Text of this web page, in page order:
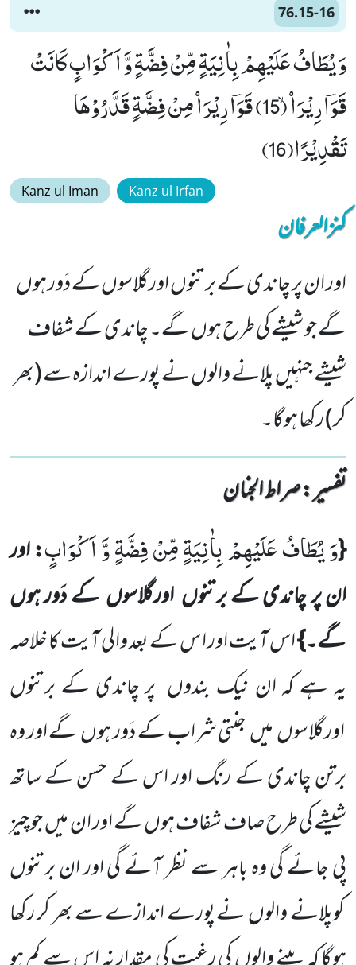
76.15-16
وَ یُطَافُ عَلَیْهِمْ بِاٰنِیَةٍ مِّنْ فِضَّةٍ وَّ اَكْوَابٍ كَانَتْ
قَوَؔارِیْرَاۡۙ (15) قَوَؔارِیْرَاۡ مِنْ فِضَّةٍ قَدَّرُوْهَا
تَقْدِیْرًا(16)
Kanz ul Iman Kanz ul Irfan
کنزالعرفان
اور ان پر چاندی کے برتنوں اورگلاسوں کے دَور ہوں
گے جو شیشے کی طرح ہوں گے۔ چاندی کے شفاف
شیشے جنہیں پلانے والوں نے پورے اندازہ سے (بھر
کر) رکھا ہوگا۔
تفسیر : ‎صراط الجنان
{وَ یُطَافُ عَلَیْهِمْ بِاٰنِیَةٍ مِّنْ فِضَّةٍ وَّ اَكْوَابٍ: اور
ان پر چاندی کے برتنوںاورگلاسوںکے دَور ہوں
گے۔}اسآیت اور ا س کے بعد والی آیت کا خلاصہ
یہ ہے کہ ان نیک بندوں پر چاندی کے برتنوں
اورگلاسوںمیںجنتی شراب کے دَور ہوںگے اور وہ
برتن چاندی کے رنگ اور اس کے حسن کے ساتھ
شیشے کی طرح صاف شفاف ہوںگے اور ان میںجو چیز
پی جائے گی وہ باہر سے نظر آئے گی اور ان برتنوں
کوپلانے والوںنے پورے اندازے سے بھر کر رکھا